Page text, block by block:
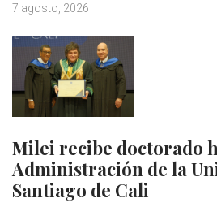
7 agosto, 2026
Milei recibe doctorado
Administración de la
Santiago de Cali